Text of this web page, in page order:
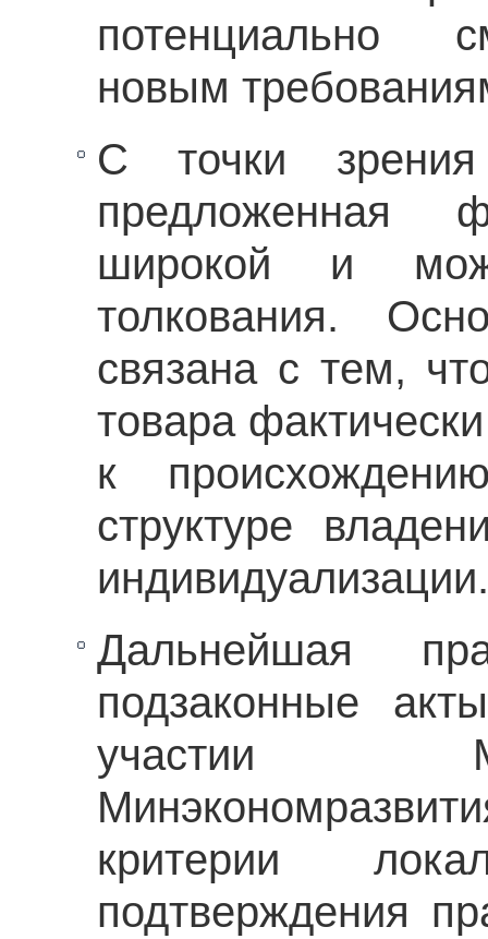
потенциально
новым
С точки зрения
предложенная
широкой и
толкования.
связана с тем,
товара
к
структуре
Дальнейшая
подзаконные
участии
критерии
подтверждения